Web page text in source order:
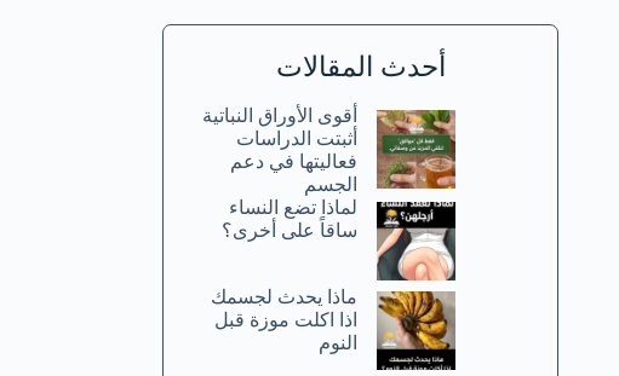
أحدث المقالات
أقوى الأوراق النباتية
أثبتت الدراسات
فعاليتها في دعم
الجسم
لماذا تضع النساء
ساقاً على أخرى؟
ماذا يحدث لجسمك
اذا اكلت موزة قبل
النوم